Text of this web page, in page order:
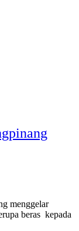
menggelar
beras kepada